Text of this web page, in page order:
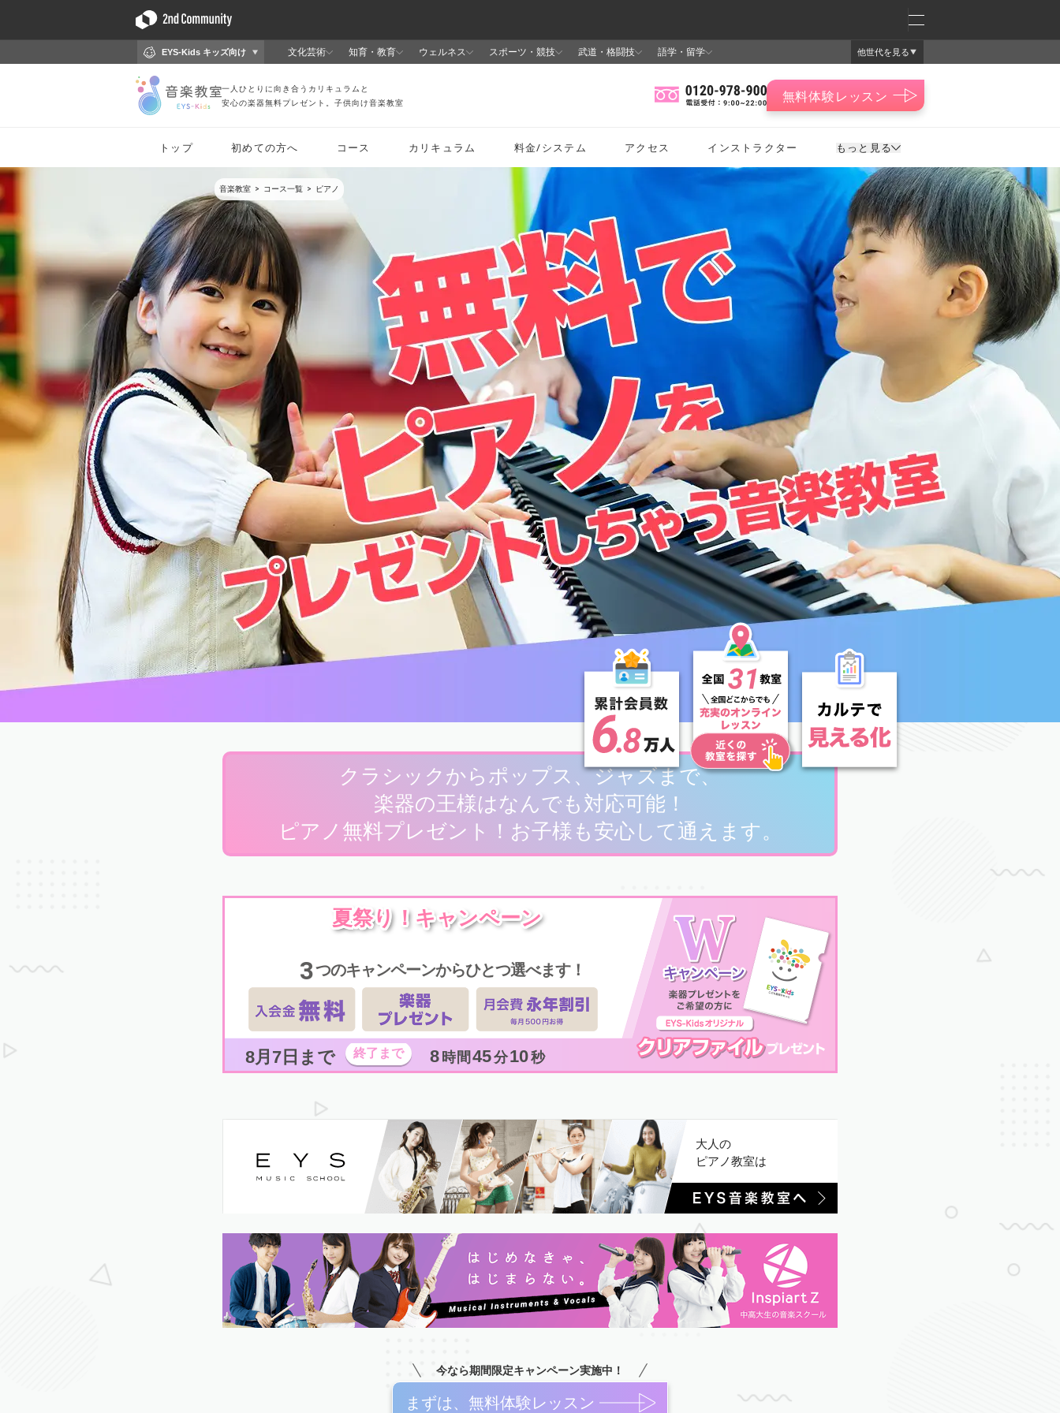
音楽教室 コース一覧 ピアノ
クラシックからポップス、ジャズまで、
楽器の王様はなんでも対応可能！
ピアノ無料プレゼント！お子様も安心して通えます。
夏祭り！キャンペーン
3つのキャンペーンからひとつ選べます！
8月7日まで 8 時間 45分09秒
大人の
ピアノ教室は
今なら期間限定キャンペーン実施中！
まずは、無料体験レッスン